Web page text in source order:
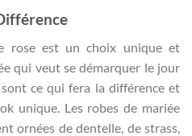
rose est un choix unique et
qui veut se démarquer le jour
ce qui fera la différence et
unique. Les robes de mariée
ornées de dentelle, de strass,